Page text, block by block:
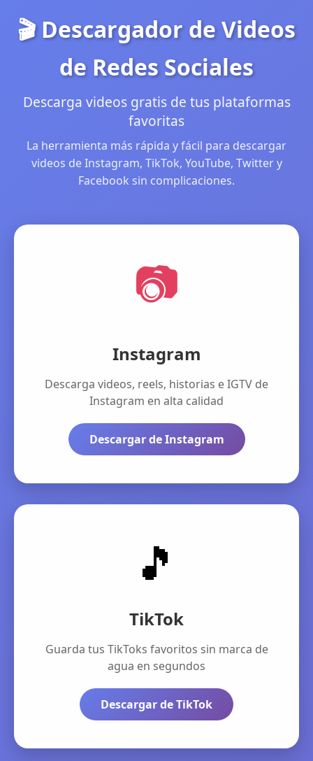
🎬 Descargador de Videos
de Redes Sociales
Descarga videos gratis de tus plataformas
favoritas
La herramienta más rápida y fácil para descargar
videos de Instagram, TikTok, YouTube, Twitter y
Facebook sin complicaciones.
📷
Instagram
Descarga videos, reels, historias e IGTV de
Instagram en alta calidad
Descargar de Instagram
🎵
TikTok
Guarda tus TikToks favoritos sin marca de
agua en segundos
Descargar de TikTok